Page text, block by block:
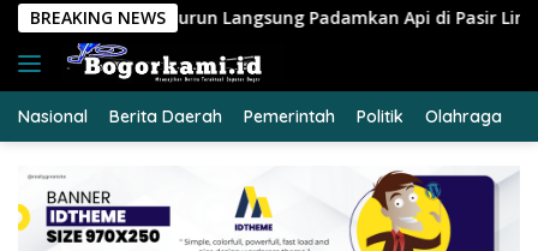
Langsung
konten
BREAKING NEWS
Langsung Padamkan Api di Pasir Limau Kapas
Nasional Berita Daerah Pemerintah Politik Olahraga